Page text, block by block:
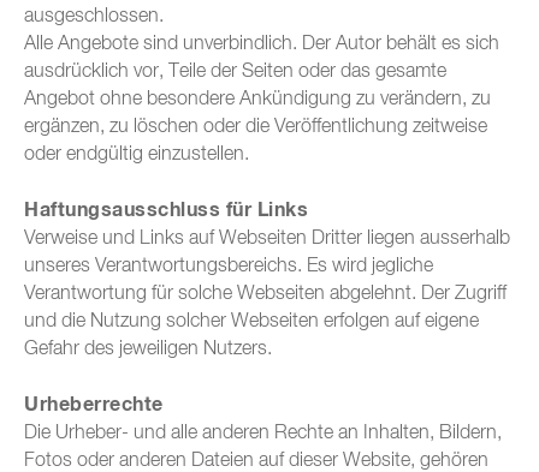
ausgeschlossen.
Alle Angebote sind unverbindlich. Der Autor behält es sich
ausdrücklich vor, Teile der Seiten oder das gesamte
Angebot ohne besondere Ankündigung zu verändern, zu
ergänzen, zu löschen oder die Veröffentlichung zeitweise
oder endgültig einzustellen.
Haftungsausschluss für Links
Verweise und Links auf Webseiten Dritter liegen ausserhalb
unseres Verantwortungsbereichs. Es wird jegliche
Verantwortung für solche Webseiten abgelehnt. Der Zugriff
und die Nutzung solcher Webseiten erfolgen auf eigene
Gefahr des jeweiligen Nutzers.
Urheberrechte
Die Urheber- und alle anderen Rechte an Inhalten, Bildern,
Fotos oder anderen Dateien auf dieser Website, gehören